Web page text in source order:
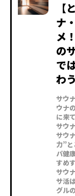
ナ
メ
の
で
わう
サウ
ウナ
に来
サウ
サウ
力”
パ健
すめ
サウ
サ活
グル